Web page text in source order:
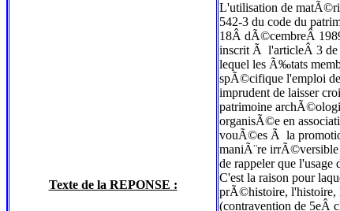
Texte de la REPONSE :
L'utilisation de
542-3 du code du
18Â dÃ©cembreÂ
inscrit Ã l'articleÂ 3 de
lequel les Ã‰tats
spÃ©cifique l'emploi
imprudent de laisser
patrimoine
organisÃ©e en
vouÃ©es Ã la
maniÃ¨re irrÃ©versible
de rappeler que
C'est la raison pour
prÃ©histoire, l'histoire,
(contravention de 5eÂ